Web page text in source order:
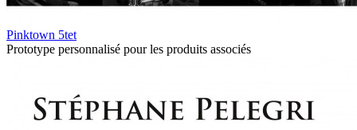
Pinktown 5tet
Prototype personnalisé pour les produits associés